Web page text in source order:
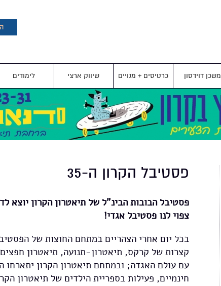
משכן דוידסון כרטיסים + מנויים שיווק ארצי לימודים
פסטיבל הקרון ה-35
פסטיבל הבובות הבינ"ל של תיאטרון הקרון יוצא
צפוי לנו פסטיבל אגדי!
בכל יום אחרי הצהריים במתחם החוצות של
קצרות של קרקס, תיאטרון-תנועה, תיאטרון
עם עולם האגדה; ובמתחם תיאטרון הקרון יתארחו
חינמיים, פעילות בספריית הילדים של תיאטרון